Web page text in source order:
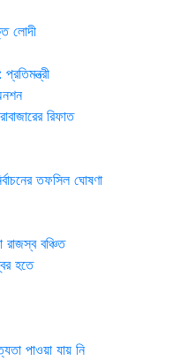
লোদী
রিফাত
তফসিল ঘোষণা
রাজস্ব বঞ্চিত
হতে
পাওয়া যায় নি